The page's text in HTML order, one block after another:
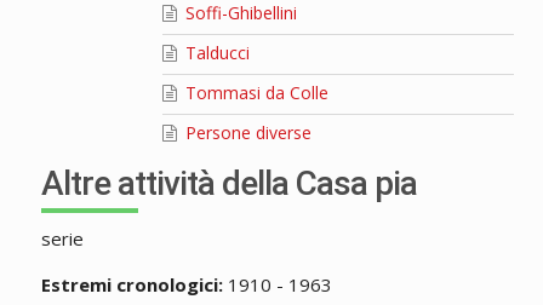
Soffi-Ghibellini
Talducci
Tommasi da Colle
Persone diverse
Altre attività della Casa pia
serie
Estremi cronologici:1910 - 1963